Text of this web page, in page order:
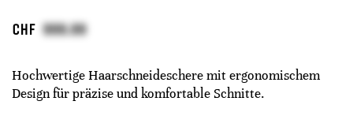
CHF
Hochwertige Haarschneideschere mit ergonomischem
Design für präzise und komfortable Schnitte.